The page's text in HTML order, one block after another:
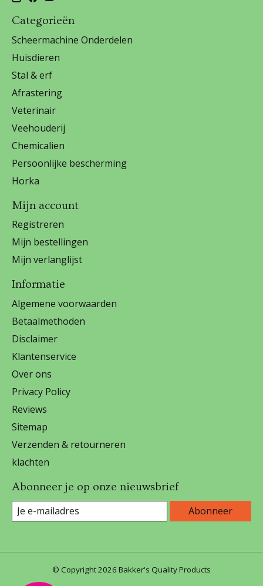
Categorieën
Scheermachine Onderdelen
Huisdieren
Stal & erf
Afrastering
Veterinair
Veehouderij
Chemicalien
Persoonlijke bescherming
Horka
Mijn account
Registreren
Mijn bestellingen
Mijn verlanglijst
Informatie
Algemene voorwaarden
Betaalmethoden
Disclaimer
Klantenservice
Over ons
Privacy Policy
Reviews
Sitemap
Verzenden & retourneren
klachten
Abonneer je op onze nieuwsbrief
Abonneer
© Copyright 2026 Bakker's Quality Products